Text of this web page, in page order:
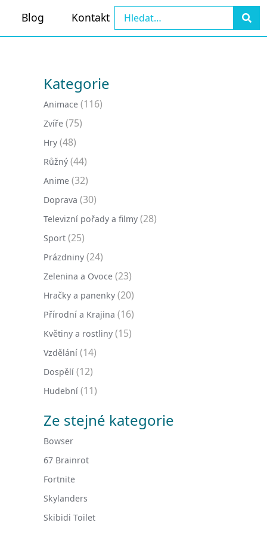
Blog Kontakt
Kategorie
Animace (116)
Zvíře (75)
Hry (48)
Růžný (44)
Anime (32)
Doprava (30)
Televizní pořady a filmy (28)
Sport (25)
Prázdniny (24)
Zelenina a Ovoce (23)
Hračky a panenky (20)
Přírodní a Krajina (16)
Květiny a rostliny (15)
Vzdělání (14)
Dospělí (12)
Hudební (11)
Ze stejné kategorie
Bowser
67 Brainrot
Fortnite
Skylanders
Skibidi Toilet